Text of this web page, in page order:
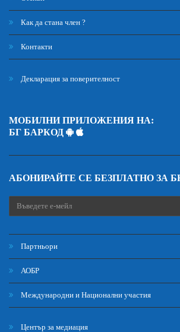
Как да стана член ?
Контакти
Декларация за поверителност
МОБИЛНИ ПРИЛОЖЕНИЯ НА:
БГ БАРКОД
АБОНИРАЙТЕ СЕ БЕЗПЛАТНО ЗА
Партньори
АОБР
Международни и Национални участия
Център за медиация